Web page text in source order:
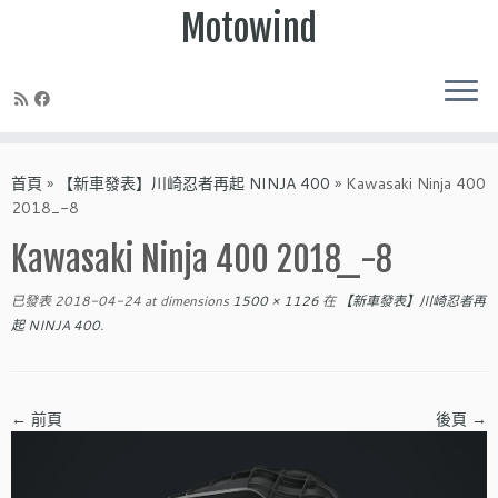
to
content
Motowind
首頁 » 【新車發表】川崎忍者再起 NINJA 400 » Kawasaki Ninja 400
2018_-8
Kawasaki Ninja 400 2018_-8
已發表 2018-04-24 at dimensions 1500 × 1126 在【新車發表】川崎忍者再
起 NINJA 400.
← 前頁 後頁 →